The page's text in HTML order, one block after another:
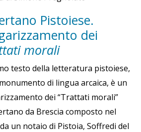
Pistoiese.
dei
morali
testo della letteratura pistoiese,
di lingua arcaica, è un
dei “Trattati morali”
da Brescia composto nel
un notaio di Pistoia, Soffredi del